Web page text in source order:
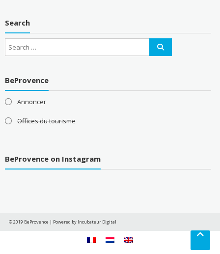
Search
BeProvence
Annoncer
Offices du tourisme
BeProvence on Instagram
© 2019 BeProvence | Powered by Incubateur Digital